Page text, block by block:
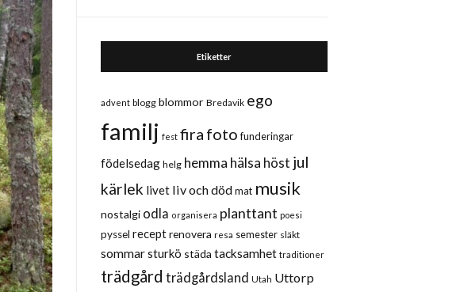
Etiketter
advent blogg blommor Bredavik ego
familj fest fira foto funderingar
födelsedag helg hemma hälsa höst jul
kärlek livet liv och död mat musik
nostalgi odla organisera planttant poesi
pyssel receptrenovera resa semester släkt
sommarsturkö städa tacksamhet traditioner
trädgård trädgårdsland Utah Uttorp